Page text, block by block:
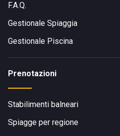
F.A.Q.
Gestionale Spiaggia
Gestionale Piscina
Prenotazioni
Stabilimenti balneari
Spiagge per regione